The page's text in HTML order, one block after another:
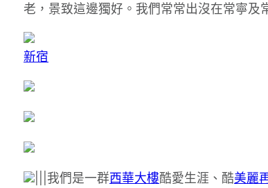
老，景致這邊獨好。我們常常出沒在常寧
新宿
|||我們是一群西華大樓酷愛生涯、酷美麗